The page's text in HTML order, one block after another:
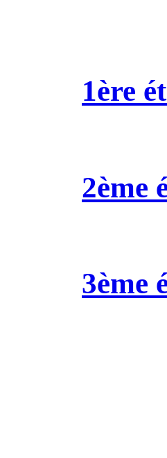
1ère
2ème
3ème